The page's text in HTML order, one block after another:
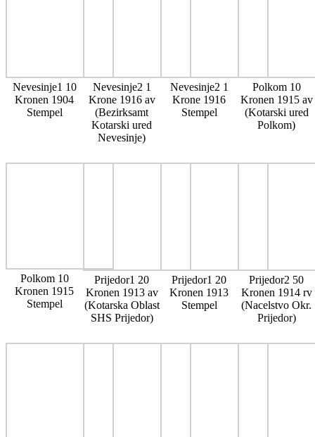
Nevesinje1 10
Kronen 1904
Stempel
Nevesinje2 1
Krone 1916 av
(Bezirksamt
Kotarski ured
Nevesinje)
Nevesinje2 1
Krone 1916
Stempel
Polkom 10
Kronen 1915 av
(Kotarski ured
Polkom)
Polkom 10
Kronen 1915
Stempel
Prijedor1 20
Kronen 1913 av
(Kotarska Oblast
SHS Prijedor)
Prijedor1 20
Kronen 1913
Stempel
Prijedor2 50
Kronen 1914 rv
(Nacelstvo Okr.
Prijedor)